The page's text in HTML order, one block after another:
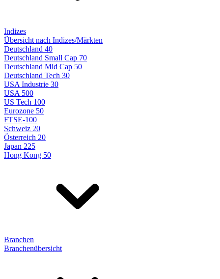
Indizes
Übersicht nach Indizes/Märkten
Deutschland 40
Deutschland Small Cap 70
Deutschland Mid Cap 50
Deutschland Tech 30
USA Industrie 30
USA 500
US Tech 100
Eurozone 50
FTSE-100
Schweiz 20
Österreich 20
Japan 225
Hong Kong 50
Branchen
Branchenübersicht